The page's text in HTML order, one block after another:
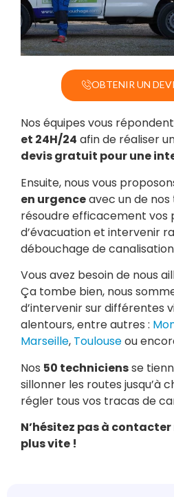
OBTENIR UN
Nos équipes vous
et 24H/24 afin de réaliser
devis gratuit pour une
Ensuite, nous vous
en urgenceavec un de
résoudre efficacement vos
d’évacuation et intervenir
débouchage de
Vous avez besoin de nous
Ça tombe bien, nous
d’intervenir sur différentes
alentours, entre autres :
Marseille, Toulouseou
Nos 50 techniciensse
sillonner les routes jusqu’à
régler tous vos tracas de
N’hésitez pas à
plus vite !